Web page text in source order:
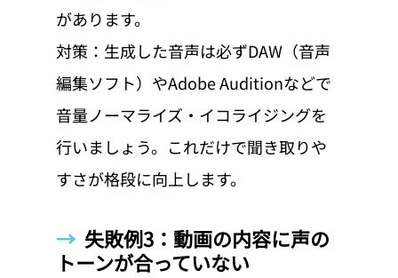
があります。
対策：生成した音声は必ずDAW（音声
編集ソフト）やAdobe Auditionなどで
音量ノーマライズ・イコライジングを
行いましょう。これだけで聞き取りや
すさが格段に向上します。
→ 失敗例3：動画の内容に声の
トーンが合っていない